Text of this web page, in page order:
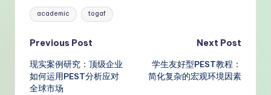
Tags:
academic togaf
Post
navigation
Previous Post
现实案例研究：顶级企业
如何运用PEST分析应对
全球市场
Next Post
学生友好型PEST教程：
简化复杂的宏观环境因素